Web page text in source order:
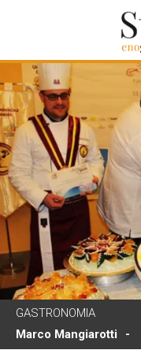
GASTRONOMIA
Marco Mangiarotti